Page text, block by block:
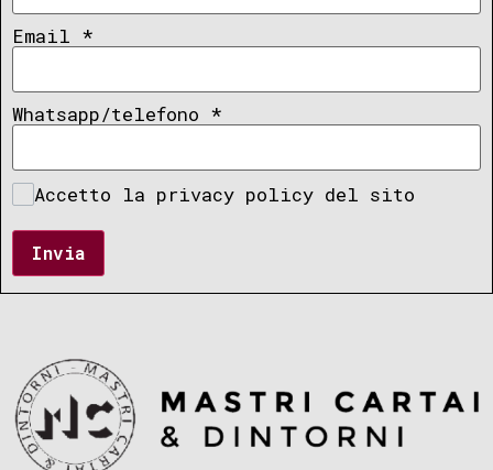
Email *
Whatsapp/telefono *
Accetto la privacy policy del sito
Invia